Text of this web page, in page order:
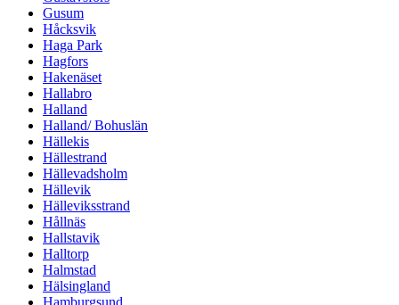
Gusum
Håcksvik
Haga Park
Hagfors
Hakenäset
Hallabro
Halland
Halland/ Bohuslän
Hällekis
Hällestrand
Hällevadsholm
Hällevik
Hälleviksstrand
Hållnäs
Hallstavik
Halltorp
Halmstad
Hälsingland